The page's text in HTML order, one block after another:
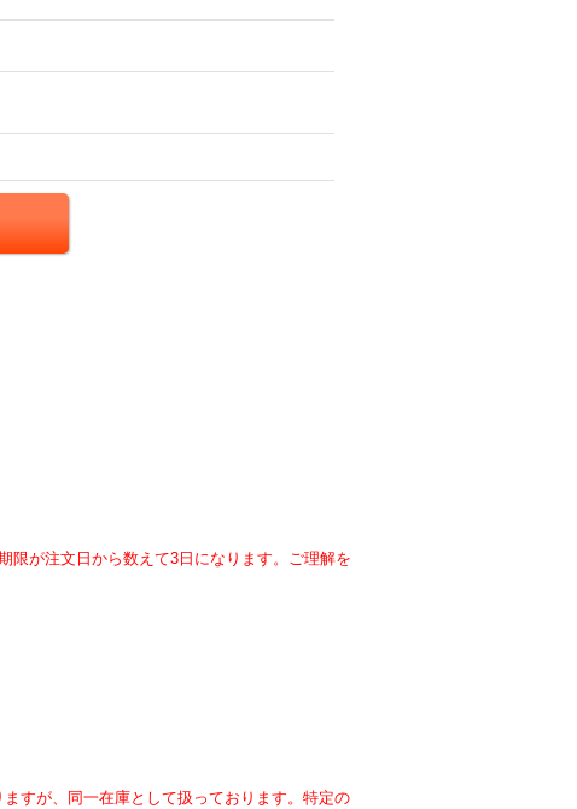
が注文日から数えて3日になります。ご理解を
すが、同一在庫として扱っております。特定の